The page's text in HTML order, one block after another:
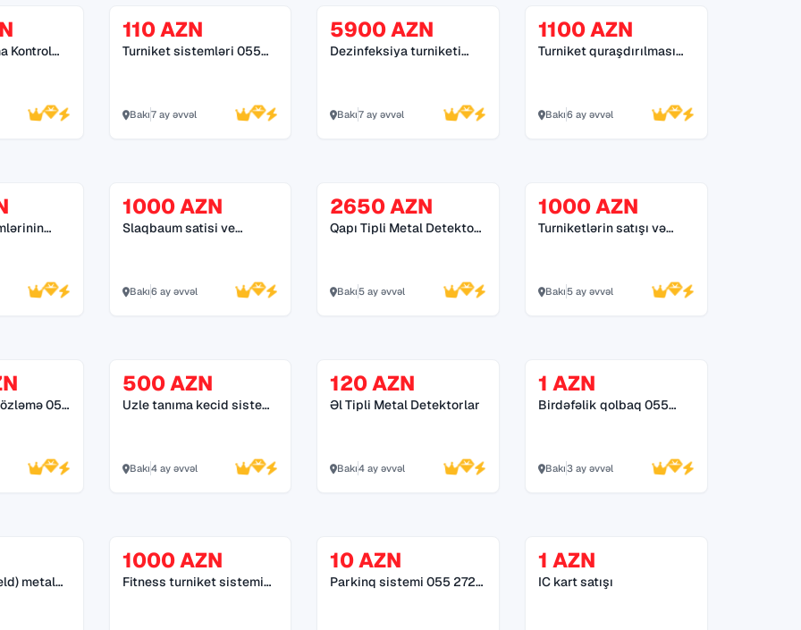
Kontrol
110 AZN
Turniket sistemləri 055
Bakı7 ay əvvəl
5900 AZN
Dezinfeksiya turniketi
Bakı7 ay əvvəl
1100 AZN
Turniket quraşdırılması
Bakı6 ay əvvəl
1000 AZN
Slaqbaum satisi ve
Bakı6 ay əvvəl
2650 AZN
Qapı Tipli Metal Detektor
Bakı5 ay əvvəl
1000 AZN
Turniketlərin satışı və
Bakı5 ay əvvəl
055
500 AZN
Uzle tanıma kecid sistemi
Bakı4 ay əvvəl
120 AZN
Əl Tipli Metal Detektorlar
Bakı4 ay əvvəl
1 AZN
Birdəfəlik qolbaq 055
Bakı3 ay əvvəl
metal
1000 AZN
Fitness turniket sistemi
10 AZN
Parkinq sistemi 055 272
1 AZN
IC kart satışı